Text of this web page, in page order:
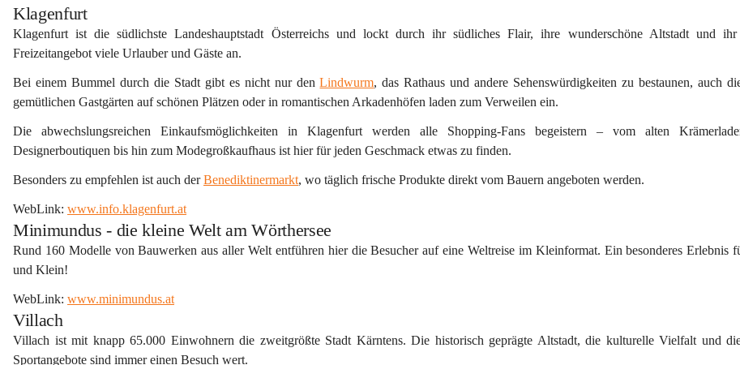
Klagenfurt
Klagenfurt ist die südlichste Landeshauptstadt Österreichs und lockt durch ihr südliches Flair, ihre wunderschöne Altstadt und ihr
Freizeitangebot viele Urlauber und Gäste an.
Bei einem Bummel durch die Stadt gibt es nicht nur den Lindwurm, das Rathaus und andere Sehenswürdigkeiten zu bestaunen, auch
gemütlichen Gastgärten auf schönen Plätzen oder in romantischen Arkadenhöfen laden zum Verweilen ein.
Die abwechslungsreichen Einkaufsmöglichkeiten in Klagenfurt werden alle Shopping-Fans begeistern – vom alten
Designerboutiquen bis hin zum Modegroßkaufhaus ist hier für jeden Geschmack etwas zu finden.
Besonders zu empfehlen ist auch der Benediktinermarkt, wo täglich frische Produkte direkt vom Bauern angeboten werden.
WebLink: www.info.klagenfurt.at
Minimundus - die kleine Welt am Wörthersee
Rund 160 Modelle von Bauwerken aus aller Welt entführen hier die Besucher auf eine Weltreise im Kleinformat. Ein besonderes Erlebnis
und Klein!
WebLink: www.minimundus.at
Villach
Villach ist mit knapp 65.000 Einwohnern die zweitgrößte Stadt Kärntens. Die historisch geprägte Altstadt, die kulturelle Vielfalt und
Sportangebote sind immer einen Besuch wert.